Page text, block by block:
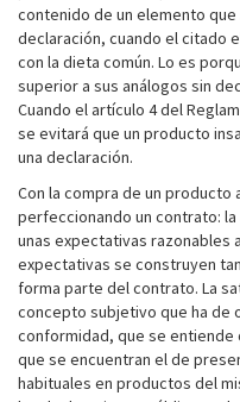
contenido de un elemento
declaración, cuando el citado
con la dieta común. Lo es
superior a sus análogos sin
Cuando el artículo 4 del
se evitará que un producto
una declaración.
Con la compra de un
perfeccionando un contrato:
unas expectativas razonables
expectativas se construyen
forma parte del contrato. La
concepto subjetivo que ha de
conformidad, que se entiende
que se encuentran el de
habituales en productos del